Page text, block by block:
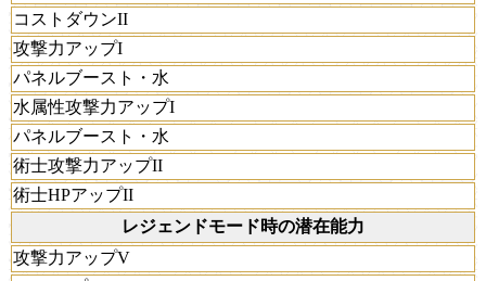
コストダウンII
攻撃力アップI
パネルブースト・水
水属性攻撃力アップI
パネルブースト・水
術士攻撃力アップII
術士HPアップII
レジェンドモード時の潜在能力
攻撃力アップV